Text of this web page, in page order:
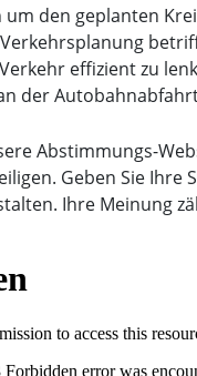
um den geplanten
effizient zu
der
Abstimmungs-
Geben Sie Ihre
Ihre Meinung